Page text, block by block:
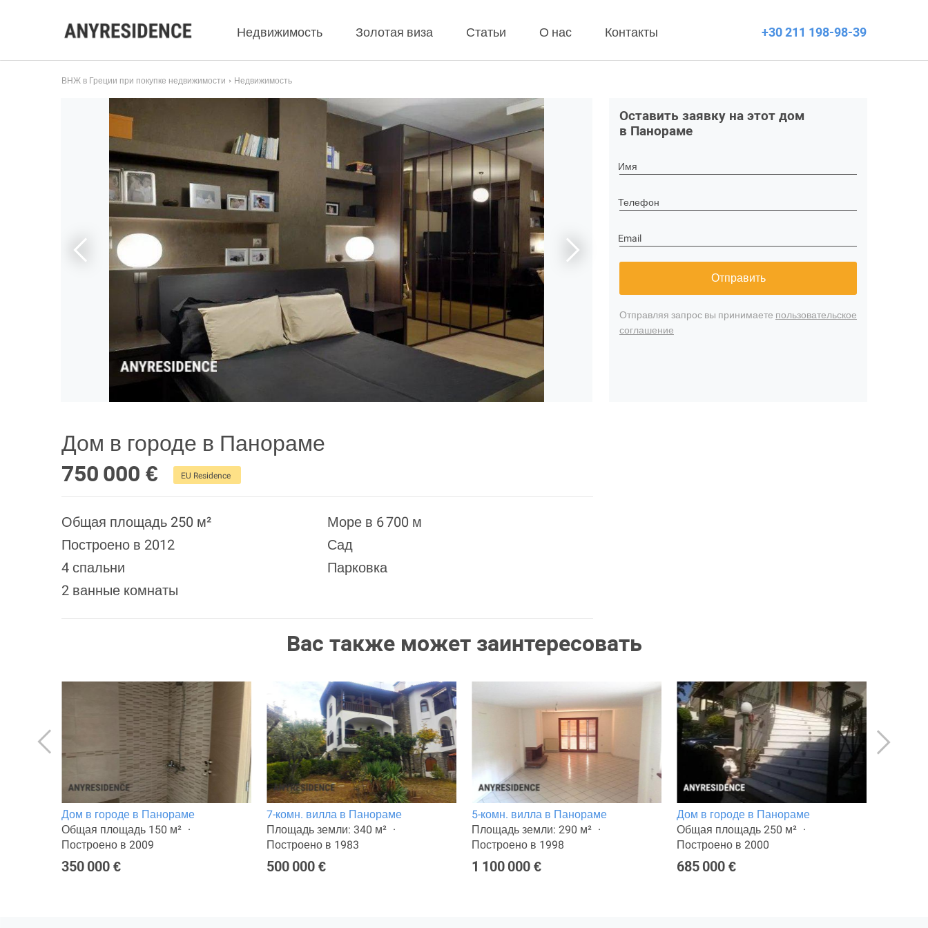
Недвижимость Золотая виза Статьи О нас Контакты +30 211 198-98-39
ВНЖ в Греции при покупке недвижимости Недвижимость
Оставить заявку на этот дом
в Панораме
Имя
Телефон
Email
Отправить
Отправляя запрос вы принимаете пользовательское
соглашение
Дом в городе в Панораме
750 000 €
EU Residence
Общая площадь 250 м²
Построено в 2012
4 спальни
2 ванные комнаты
Море в 6 700 м
Сад
Парковка
Вас также может заинтересовать
Дом в городе в Панораме
Общая площадь 150 м²
Построено в 2009
350 000 €
7-комн. вилла в Панораме
Площадь земли: 340 м²
Построено в 1983
500 000 €
5-комн. вилла в Панораме
Площадь земли: 290 м²
Построено в 1998
1 100 000 €
Дом в городе в Панораме
Общая площадь 250 м²
Построено в 2000
685 000 €